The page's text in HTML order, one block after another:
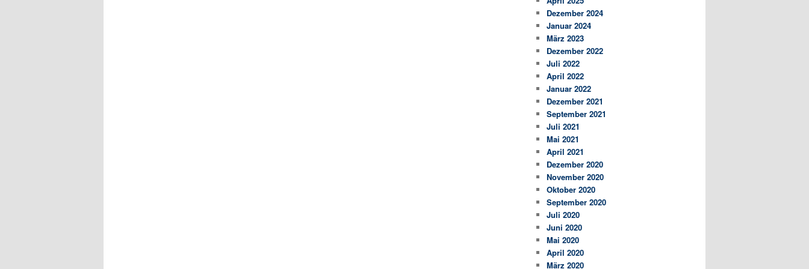
Dezember 2024
Januar 2024
März 2023
Dezember 2022
Juli 2022
April 2022
Januar 2022
Dezember 2021
September 2021
Juli 2021
Mai 2021
April 2021
Dezember 2020
November 2020
Oktober 2020
September 2020
Juli 2020
Juni 2020
Mai 2020
April 2020
März 2020